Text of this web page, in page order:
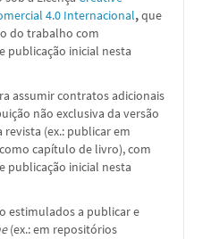
4.0 Internacional,que
do trabalho com
publicação inicial nesta
assumir contratos adicionais
não exclusiva da versão
(ex.: publicar em
capítulo de livro), com
publicação inicial nesta
estimulados a publicar e
(ex.: em repositórios